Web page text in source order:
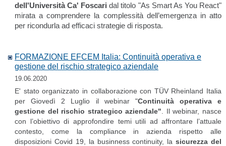
dell'Università Ca' Foscaridal titolo "As Smart As You React"
mirata a comprendere la complessità dell’emergenza in atto
per ricondurla ad efficaci strategie di risposta.
FORMAZIONE EFCEM Italia: Continuità operativa e
gestione del rischio strategico aziendale
19.06.2020
E' stato organizzato in collaborazione con TÜV Rheinland Italia
per Giovedì 2 Luglio il webinar "Continuità operativa e
gestione del rischio strategico aziendale" . Il webinar, nasce
con l’obiettivo di approfondire temi utili ad affrontare l’attuale
contesto, come la compliance in azienda rispetto alle
disposizioni Covid 19, la businness continuity, lasicurezza del